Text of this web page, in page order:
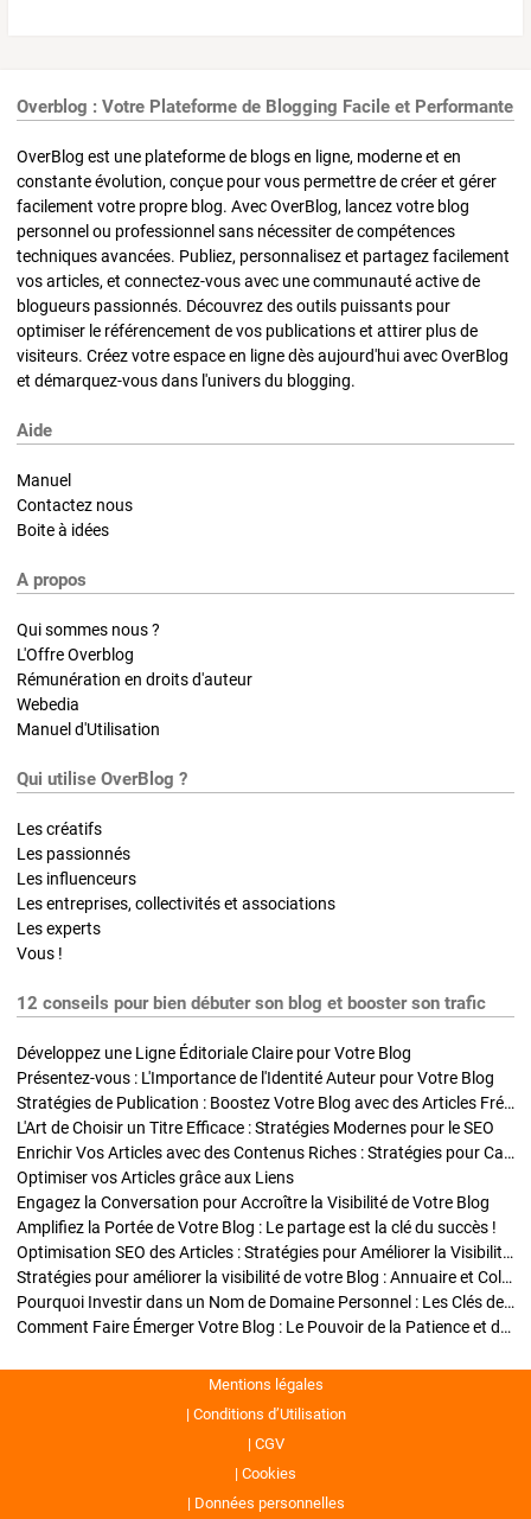
Overblog : Votre Plateforme de Blogging Facile et Performante
OverBlog est une plateforme de blogs en ligne, moderne et en
constante évolution, conçue pour vous permettre de créer et gérer
facilement votre propre blog. Avec OverBlog, lancez votre blog
personnel ou professionnel sans nécessiter de compétences
techniques avancées. Publiez, personnalisez et partagez facilement
vos articles, et connectez-vous avec une communauté active de
blogueurs passionnés. Découvrez des outils puissants pour
optimiser le référencement de vos publications et attirer plus de
visiteurs. Créez votre espace en ligne dès aujourd'hui avec OverBlog
et démarquez-vous dans l'univers du blogging.
Aide
Manuel
Contactez nous
Boite à idées
A propos
Qui sommes nous ?
L'Offre Overblog
Rémunération en droits d'auteur
Webedia
Manuel d'Utilisation
Qui utilise OverBlog ?
Les créatifs
Les passionnés
Les influenceurs
Les entreprises, collectivités et associations
Les experts
Vous !
12 conseils pour bien débuter son blog et booster son trafic
Développez une Ligne Éditoriale Claire pour Votre Blog
Présentez-vous : L'Importance de l'Identité Auteur pour Votre Blog
Stratégies de Publication : Boostez Votre Blog avec des Articles Fréquents et Exclusifs
L'Art de Choisir un Titre Efficace : Stratégies Modernes pour le SEO
Enrichir Vos Articles avec des Contenus Riches : Stratégies pour Captiver et Optimiser
Optimiser vos Articles grâce aux Liens
Engagez la Conversation pour Accroître la Visibilité de Votre Blog
Amplifiez la Portée de Votre Blog : Le partage est la clé du succès !
Optimisation SEO des Articles : Stratégies pour Améliorer la Visibilité de Votre Blog
Stratégies pour améliorer la visibilité de votre Blog : Annuaire et Collaborations
Pourquoi Investir dans un Nom de Domaine Personnel : Les Clés de la Réussite de Votre Blog
Comment Faire Émerger Votre Blog : Le Pouvoir de la Patience et de la Persévérance
Mentions légales
Conditions d’Utilisation
CGV
Cookies
Données personnelles